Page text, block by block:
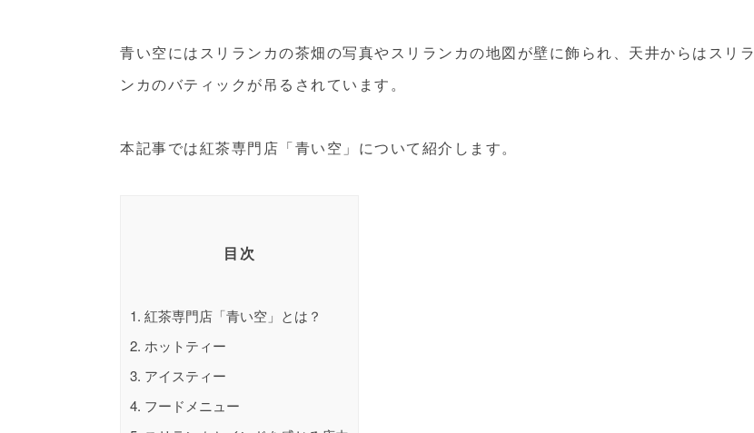
青い空にはスリランカの茶畑の写真やスリランカの地図が壁に飾られ、天井からはスリラ
ンカのバティックが吊るされています。
本記事では紅茶専門店「青い空」について紹介します。
目次
1. 紅茶専門店「青い空」とは？
2. ホットティー
3. アイスティー
4. フードメニュー